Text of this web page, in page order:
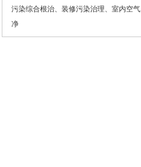
污染综合根治、装修污染治理、室内空气
净